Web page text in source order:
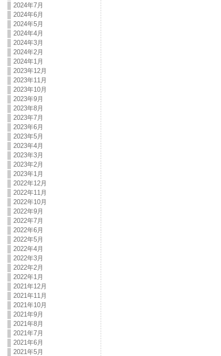
2024年7月
2024年6月
2024年5月
2024年4月
2024年3月
2024年2月
2024年1月
2023年12月
2023年11月
2023年10月
2023年9月
2023年8月
2023年7月
2023年6月
2023年5月
2023年4月
2023年3月
2023年2月
2023年1月
2022年12月
2022年11月
2022年10月
2022年9月
2022年7月
2022年6月
2022年5月
2022年4月
2022年3月
2022年2月
2022年1月
2021年12月
2021年11月
2021年10月
2021年9月
2021年8月
2021年7月
2021年6月
2021年5月